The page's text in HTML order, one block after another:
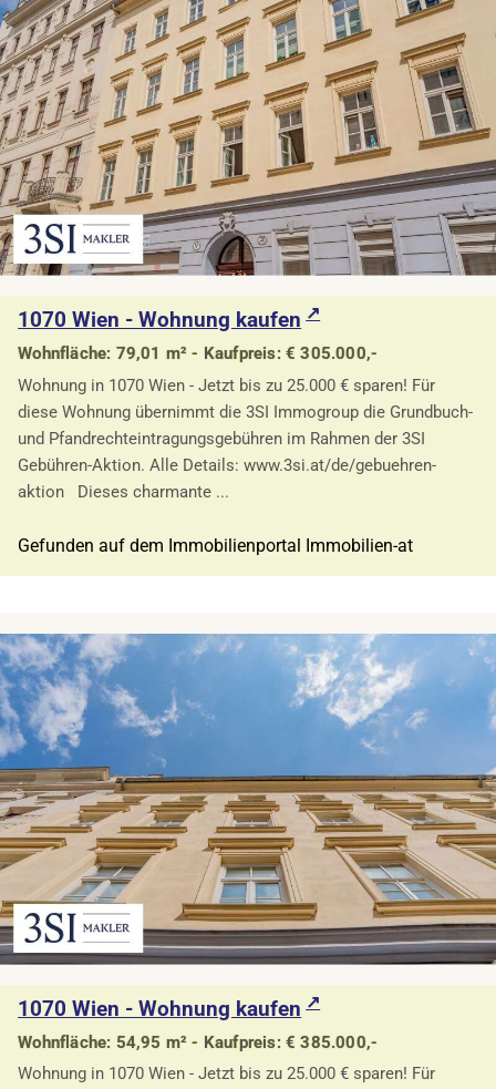
1070 Wien - Wohnung kaufen
Wohnfläche: 79,01 m² - Kaufpreis: € 305.000,-
Wohnung in 1070 Wien - Jetzt bis zu 25.000 € sparen! Für
diese Wohnung übernimmt die 3SI Immogroup die Grundbuch-
und Pfandrechteintragungsgebühren im Rahmen der 3SI
Gebühren-Aktion. Alle Details: www.3si.at/de/gebuehren-
aktion Dieses charmante ...
Gefunden auf dem Immobilienportal Immobilien-at
1070 Wien - Wohnung kaufen
Wohnfläche: 54,95 m² - Kaufpreis: € 385.000,-
Wohnung in 1070 Wien - Jetzt bis zu 25.000 € sparen! Für